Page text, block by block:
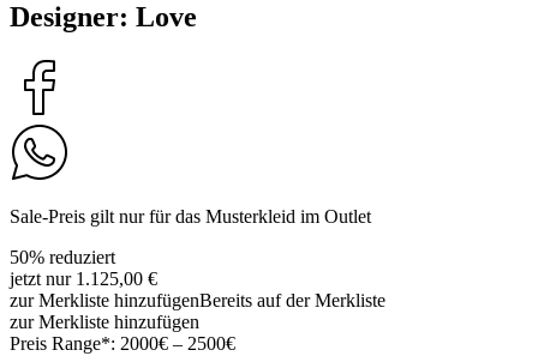
Designer: Love
Sale-Preis gilt nur für das Musterkleid im Outlet
50% reduziert
jetzt nur 1.125,00 €
zur Merkliste hinzufügenBereits auf der Merkliste
zur Merkliste hinzufügen
Preis Range*: 2000€ – 2500€